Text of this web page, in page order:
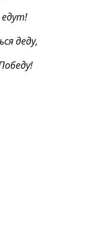
едут!
деду,